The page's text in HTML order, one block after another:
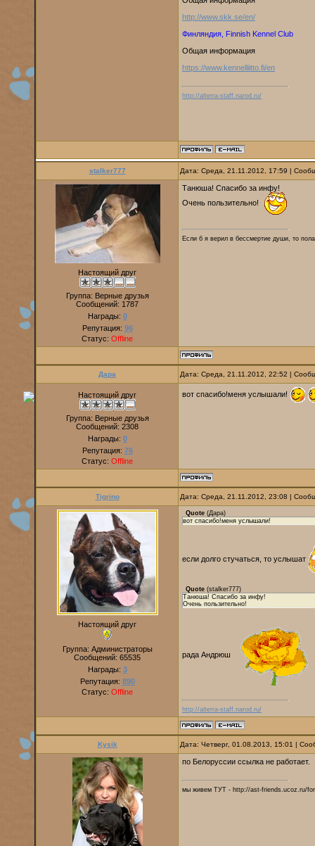
http://www.skk.se/en/
Финляндия, Finnish Kennel Club
Общая информация
https://www.kennelliitto.fi/en
http://alterra-staff.narod.ru/
stalker777 Дата: Среда, 21.11.2012, 17:59 |
Настоящий друг
Группа: Верные друзья
Сообщений: 1787
Награды: 0
Репутация: 96
Статус: Offline
Танюша! Спасибо за инфу!
Очень пользительно!
Если б я верил в бессмертие души, то
Дара Дата: Среда, 21.11.2012, 22:52 |
Настоящий друг
Группа: Верные друзья
Сообщений: 2308
Награды: 0
Репутация: 76
Статус: Offline
вот спасибо!меня услышали!
Tigrino Дата: Среда, 21.11.2012, 23:08 |
Настоящий друг
Группа: Администраторы
Сообщений: 65535
Награды: 3
Репутация: 890
Статус: Offline
Quote (Дара)
вот спасибо!меня услышали!
если долго стучаться, то услышат
Quote (stalker777)
Танюша! Спасибо за инфу!
Очень пользительно!
рада Андрюш
http://alterra-staff.narod.ru/
Kysik Дата: Четверг, 01.08.2013, 15:01 |
по Белоруссии ссылка не работает.
мы живем ТУТ - http://ast-friends.ucoz.ru/